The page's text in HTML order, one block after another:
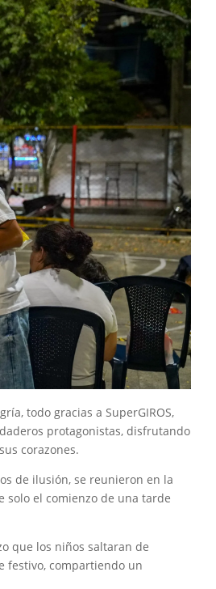
todo gracias a SuperGIROS,
protagonistas, disfrutando
corazones.
de ilusión, se reunieron en la
solo el comienzo de una tarde
que los niños saltaran de
festivo, compartiendo un